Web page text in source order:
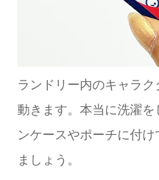
ランドリー内のキャラ
動きます。本当に洗濯
ンケースやポーチに付
ましょう。